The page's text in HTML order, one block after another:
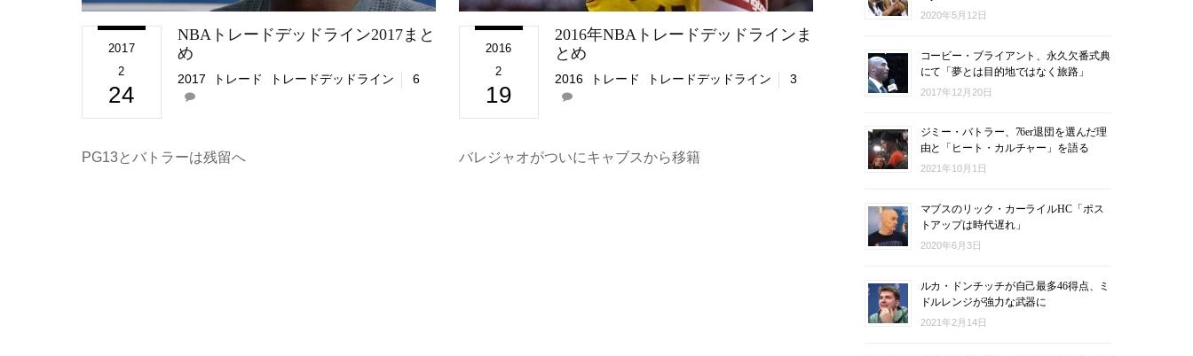
2017
2
24
NBAトレードデッドライン2017まと
め
2017 トレード トレードデッドライン 6
PG13とバトラーは残留へ
2016
2
19
2016年NBAトレードデッドラインま
とめ
2016, トレード トレードデッドライン 3
バレジャオがついにキャブスから移籍
2020年5月12日
コービー・ブライアント、永久欠番式典
にて「夢とは目的地ではなく旅路」
2017年12月20日
ジミー・バトラー、76er退団を選んだ理
由と「ヒート・カルチャー」を語る
2021年10月1日
マブスのリック・カーライルHC「ポス
トアップは時代遅れ」
2020年6月3日
ルカ・ドンチッチが自己最多46得点、ミ
ドルレンジが強力な武器に
2021年2月14日